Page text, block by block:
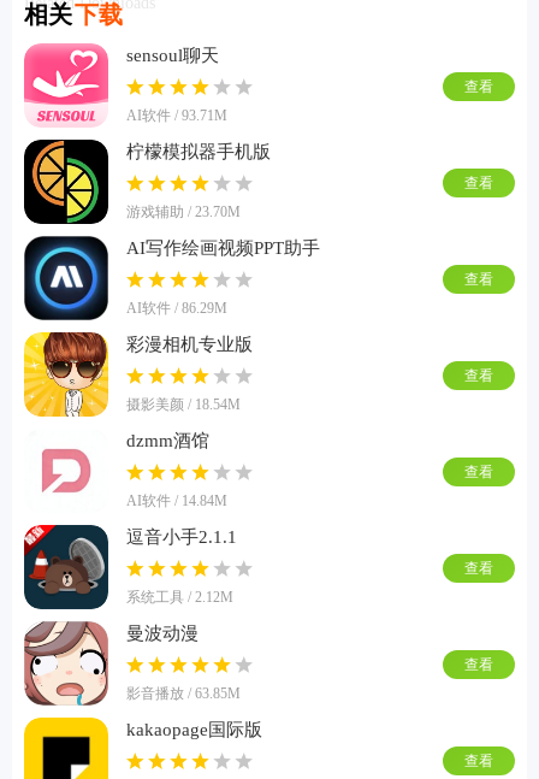
相关下载
sensoul聊天
AI软件 / 93.71M
查看
柠檬模拟器手机版
游戏辅助 / 23.70M
查看
AI写作绘画视频PPT助手
AI软件 / 86.29M
查看
彩漫相机专业版
摄影美颜 / 18.54M
查看
dzmm酒馆
AI软件 / 14.84M
查看
逗音小手2.1.1
系统工具 / 2.12M
查看
曼波动漫
影音播放 / 63.85M
查看
kakaopage国际版
查看